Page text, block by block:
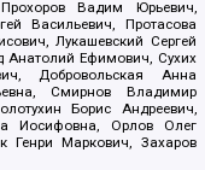
Вадим Юрьевич,
Васильевич, Протасова
Лукашевский Сергей
Ефимович, Сухих
Добровольская Анна
Смирнов Владимир
Борис Андреевич,
Иосифовна, Орлов Олег
Генри Маркович, Захаров